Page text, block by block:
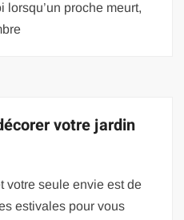
lorsqu’un proche meurt,
votre jardin
votre seule envie est de
estivales pour vous